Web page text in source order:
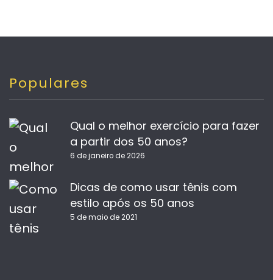
Populares
Qual o melhor exercício para fazer
a partir dos 50 anos?
6 de janeiro de 2026
Dicas de como usar tênis com
estilo após os 50 anos
5 de maio de 2021